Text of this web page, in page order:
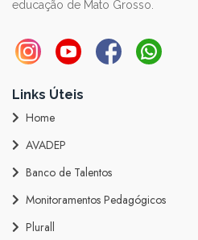
educação de Mato Grosso.
Links Úteis
Home
AVADEP
Banco de Talentos
Monitoramentos Pedagógicos
Plurall